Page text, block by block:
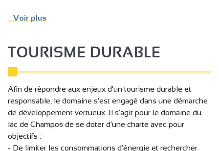
Ravitaillement en eau
Vidange des eaux grises
Vidange des eaux noires
Equipements développement durable
Gestion des déchets
Aire de pique-nique
Voir plus
TOURISME DURABLE
Afin de répondre aux enjeux d'un tourisme durable et
responsable, le domaine s'est engagé dans une démarche
de développement vertueux. Il s’agit pour le domaine du
lac de Champos de se doter d’une charte avec pour
objectifs :
- De limiter les consommations d’énergie et rechercher